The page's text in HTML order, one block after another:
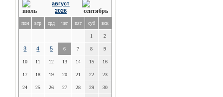
август
2026
пон втр срд чет пят суб вск
1 2
3 4 5 6 7 8 9
10 11 12 13 14 15 16
17 18 19 20 21 22 23
24 25 26 27 28 29 30